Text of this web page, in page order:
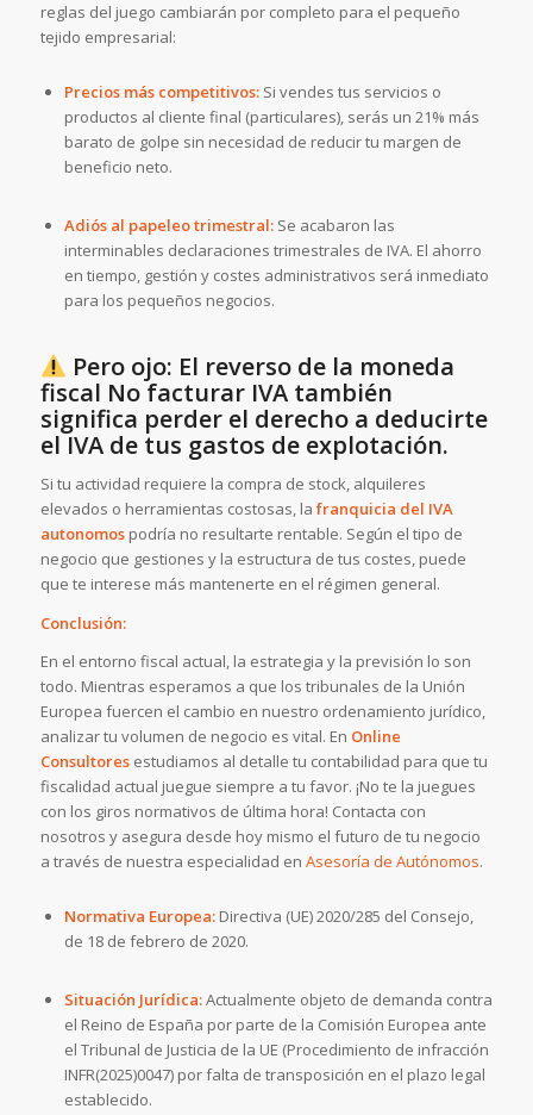
reglas del juego cambiarán por completo para el pequeño
tejido empresarial:
Precios más competitivos:Si vendes tus servicios o
productos al cliente final (particulares), serás un 21% más
barato de golpe sin necesidad de reducir tu margen de
beneficio neto.
Adiós al papeleo trimestral:Se acabaron las
interminables declaraciones trimestrales de IVA. El ahorro
en tiempo, gestión y costes administrativos será inmediato
para los pequeños negocios.
Pero ojo: El reverso de la moneda
fiscal No facturar IVA también
significa perder el derecho a deducirte
el IVA de tus gastos de explotación.
Si tu actividad requiere la compra de stock, alquileres
elevados o herramientas costosas, la franquicia del IVA
autonomospodría no resultarte rentable. Según el tipo de
negocio que gestiones y la estructura de tus costes, puede
que te interese más mantenerte en el régimen general.
Conclusión:
En el entorno fiscal actual, la estrategia y la previsión lo son
todo. Mientras esperamos a que los tribunales de la Unión
Europea fuercen el cambio en nuestro ordenamiento jurídico,
analizar tu volumen de negocio es vital. En Online
Consultoresestudiamos al detalle tu contabilidad para que tu
fiscalidad actual juegue siempre a tu favor. ¡No te la juegues
con los giros normativos de última hora! Contacta con
nosotros y asegura desde hoy mismo el futuro de tu negocio
a través de nuestra especialidad en Asesoría de Autónomos.
Normativa Europea: Directiva (UE) 2020/285 del Consejo,
de 18 de febrero de 2020.
Situación Jurídica:Actualmente objeto de demanda contra
el Reino de España por parte de la Comisión Europea ante
el Tribunal de Justicia de la UE (Procedimiento de infracción
INFR(2025)0047) por falta de transposición en el plazo legal
establecido.